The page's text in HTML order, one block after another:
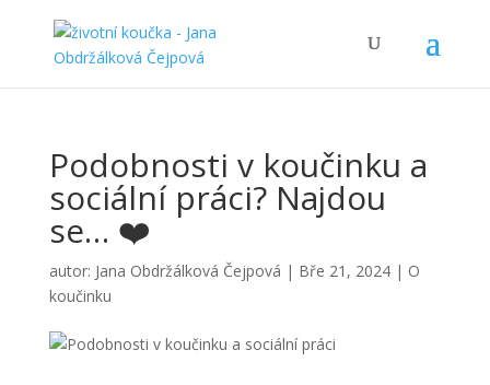
Podobnosti v koučinku a
sociální práci? Najdou
se… ❤️
autor: Jana Obdržálková Čejpová | Bře 21, 2024| O
koučinku